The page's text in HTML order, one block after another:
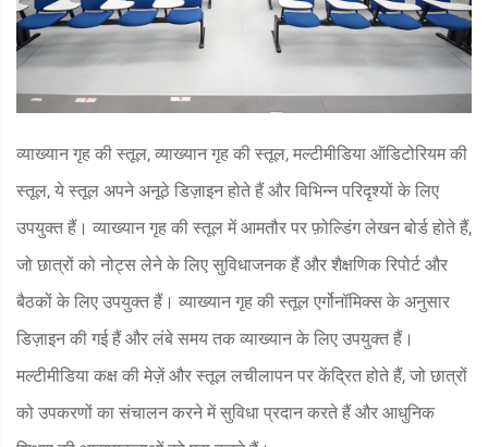
व्याख्यान गृह की स्तूल, व्याख्यान गृह की स्तूल, मल्टीमीडिया ऑडिटोरियम की
स्तूल, ये स्तूल अपने अनूठे डिज़ाइन होते हैं और विभिन्न परिदृश्यों के लिए
उपयुक्त हैं। व्याख्यान गृह की स्तूल में आमतौर पर फ़ोल्डिंग लेखन बोर्ड होते हैं,
जो छात्रों को नोट्स लेने के लिए सुविधाजनक हैं और शैक्षणिक रिपोर्ट और
बैठकों के लिए उपयुक्त हैं। व्याख्यान गृह की स्तूल एर्गोनॉमिक्स के अनुसार
डिज़ाइन की गई हैं और लंबे समय तक व्याख्यान के लिए उपयुक्त हैं।
मल्टीमीडिया कक्ष की मेज़ें और स्तूल लचीलापन पर केंद्रित होते हैं, जो छात्रों
को उपकरणों का संचालन करने में सुविधा प्रदान करते हैं और आधुनिक